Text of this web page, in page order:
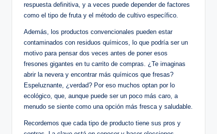
respuesta definitiva, y a veces puede depender de factores
como el tipo de fruta y el método de cultivo específico.
Además, los productos convencionales pueden estar
contaminados con residuos químicos, lo que podría ser un
motivo para pensar dos veces antes de poner esos
fresones gigantes en tu carrito de compras. ¿Te imaginas
abrir la nevera y encontrar más químicos que fresas?
Espeluznante, ¿verdad? Por eso muchos optan por lo
ecológico, que, aunque puede ser un poco más caro, a
menudo se siente como una opción más fresca y saludable.
Recordemos que cada tipo de producto tiene sus pros y